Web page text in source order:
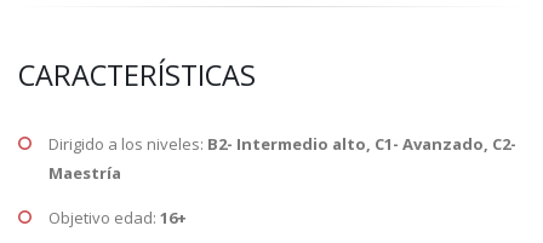
CARACTERÍSTICAS
Dirigido a los niveles: B2- Intermedio alto, C1- Avanzado, C2-
Maestría
Objetivo edad: 16+